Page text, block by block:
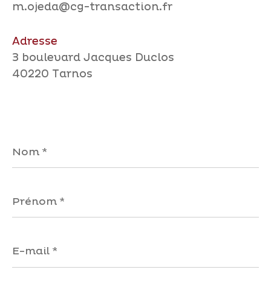
m.ojeda@cg-transaction.fr
Adresse
3 boulevard Jacques Duclos
40220 Tarnos
*
*
mail